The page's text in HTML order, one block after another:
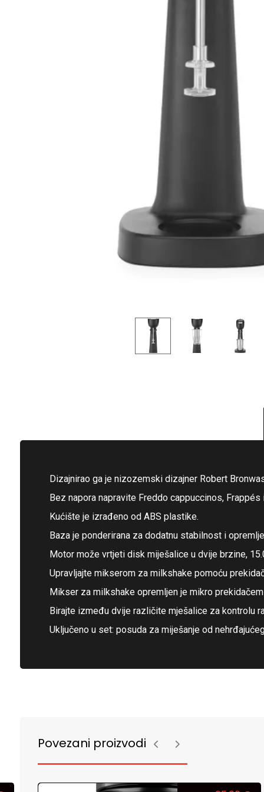
Dizajnirao ga je nizozemski dizajner Robert
Bez napora napravite Freddo cappuccinos,
Kućište je izrađeno od ABS plastike.
Baza je ponderirana za dodatnu stabilnost i
Motor može vrtjeti disk miješalice u dvije brzine,
Upravljajte mikserom za milkshake pomoću
Mikser za milkshake opremljen je mikro
Birajte između dvije različite mješalice za kontrolu
Uključeno u set: posuda za miješanje od
Povezani proizvodi